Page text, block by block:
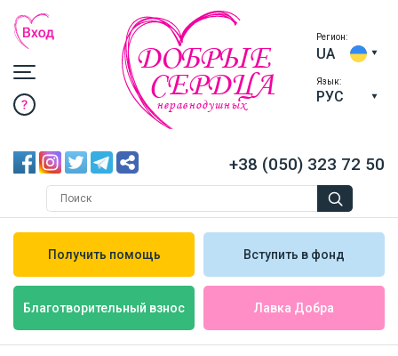
СЕРДЦА
ДОБРЫЕ
неравнодушных
Регион:
UA
Язык:
РУС
+38 (050) 323 72 50
Получить помощь Вступить в фонд
Благотворительный взнос Лавка Добра